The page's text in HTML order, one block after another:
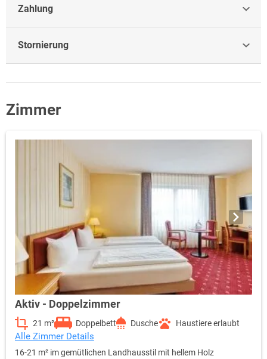
Zahlung
Stornierung
Zimmer
Aktiv - Doppelzimmer
21 m² Doppelbett Dusche Haustiere erlaubt
Alle Zimmer Details
16-21 m² im gemütlichen Landhausstil mit hellem Holz